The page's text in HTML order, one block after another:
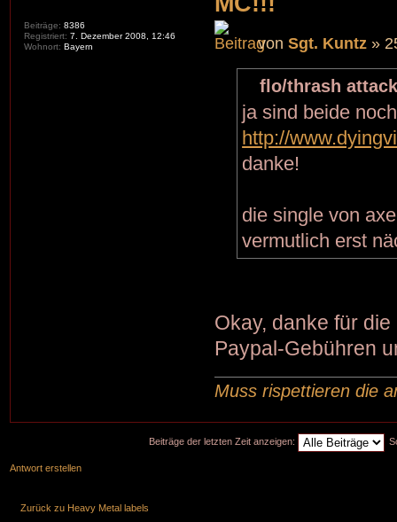
vonSgt. Kuntz »
flo/thrash
ja sind beide
http://
danke!
die single von
vermutlich erst
Okay, danke für
Paypal-Gebühren
Muss rispettieren die
Beiträge: 8386
Registriert: 7. Dezember 2008, 12:46
Wohnort: Bayern
Beiträge der letzten Zeit anzeigen:
Antwort erstellen
Zurück zu Heavy Metal labels